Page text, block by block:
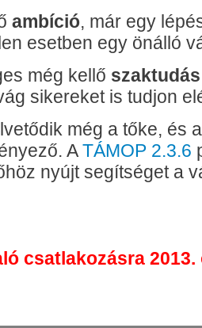
ambíció, már egy
esetben egy önálló
még kellő szaktudás
sikereket is tudjon
még a tőke, és
ATÁMOP 2.3.6
nyújt segítséget a
csatlakozásra